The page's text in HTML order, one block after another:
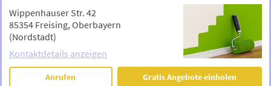
Wippenhauser Str. 42
85354 Freising, Oberbayern
(Nordstadt)
Kontaktdetails anzeigen
Anrufen Gratis Angebote einholen